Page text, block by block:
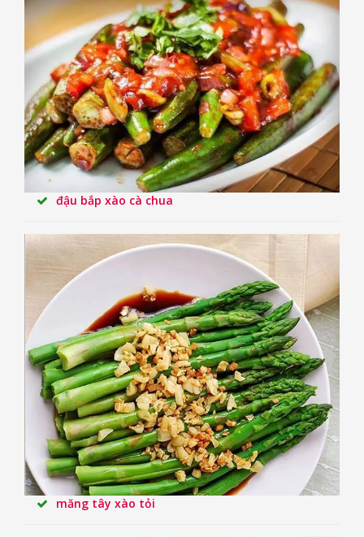
đậu bắp xào cà chua
măng tây xào tỏi